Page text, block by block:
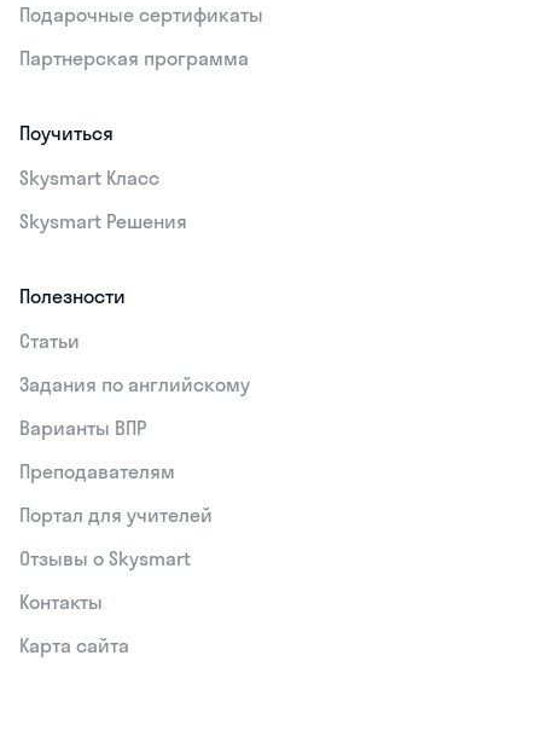
Подарочные сертификаты
Партнерская программа
Поучиться
Skysmart Класс
Skysmart Решения
Полезности
Статьи
Задания по английскому
Варианты ВПР
Преподавателям
Портал для учителей
Отзывы о Skysmart
Контакты
Карта сайта